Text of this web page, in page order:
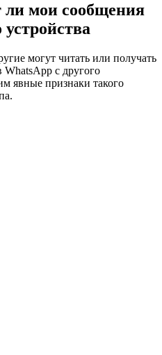
ли мои сообщения
устройства
могут читать или получать
с другого
явные признаки такого